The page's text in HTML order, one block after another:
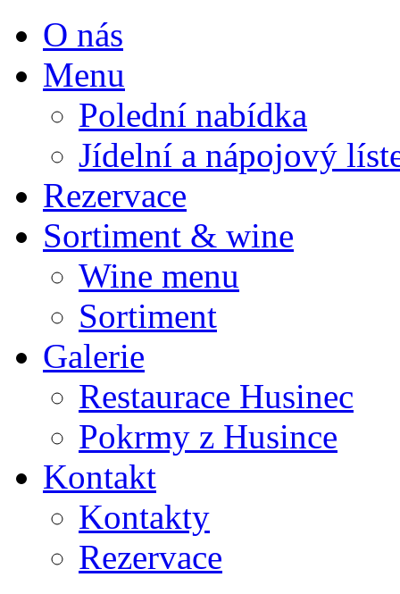
O nás
Menu
Polední nabídka
Jídelní a nápojový
Rezervace
Sortiment & wine
Wine menu
Sortiment
Galerie
Restaurace Husinec
Pokrmy z Husince
Kontakt
Kontakty
Rezervace